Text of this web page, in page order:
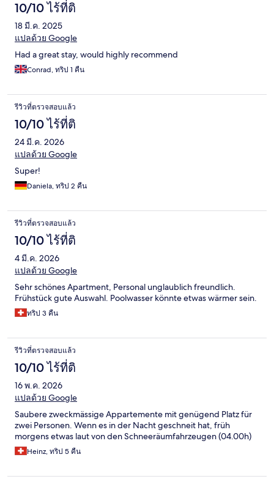
10/10 ไร้ที่ติ
18 มี.ค. 2025
แปลด้วย Google
Had a great stay, would highly recommend
Conrad, ทริป 1 คืน
รีวิวที่ตรวจสอบแล้ว
10/10 ไร้ที่ติ
24 มี.ค. 2026
แปลด้วย Google
Super!
Daniela, ทริป 2 คืน
รีวิวที่ตรวจสอบแล้ว
10/10 ไร้ที่ติ
4 มี.ค. 2026
แปลด้วย Google
Sehr schönes Apartment, Personal unglaublich freundlich.
Frühstück gute Auswahl. Poolwasser könnte etwas wärmer sein.
ทริป 3 คืน
รีวิวที่ตรวจสอบแล้ว
10/10 ไร้ที่ติ
16 พ.ค. 2026
แปลด้วย Google
Saubere zweckmässige Appartemente mit genügend Platz für
zwei Personen. Wenn es in der Nacht geschneit hat, früh
morgens etwas laut von den Schneeräumfahrzeugen (04.00h)
Heinz, ทริป 5 คืน